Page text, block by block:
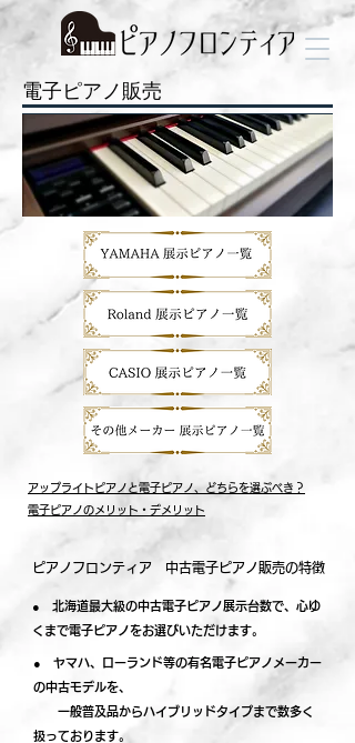
電子ピアノ販売
アップライトピアノと電子ピアノ、どちらを選ぶべき？
電子ピアノのメリット・デメリット
ピアノフロンティア 中古電子ピアノ販売の特徴
​● 北海道最大級の中古電子ピアノ展示台数で、心ゆ
くまで電子ピアノをお選びいただけます。
● ヤマハ、ローランド等の有名電子ピアノメーカー
の中古モデルを、
一般普及品からハイブリッドタイプまで数多く
扱っております。